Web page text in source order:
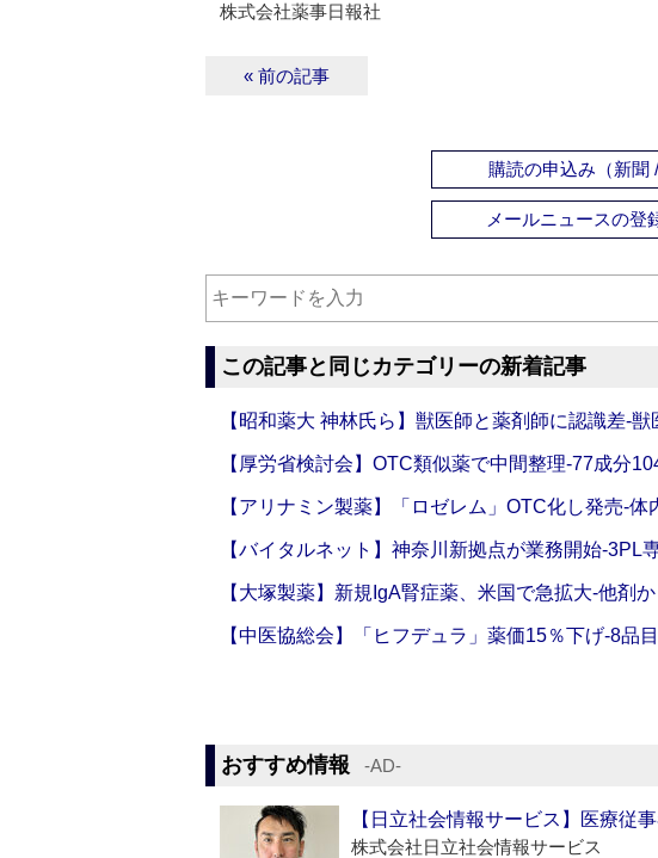
株式会社薬事日報社
« 前の記事
購読の申込み（新聞 /
メールニュースの登
この記事と同じカテゴリーの新着記事
【昭和薬大 神林氏ら】獣医師と薬剤師に認識差‐
【厚労省検討会】OTC類似薬で中間整理‐77成分
【アリナミン製薬】「ロゼレム」OTC化し発売‐
【バイタルネット】神奈川新拠点が業務開始‐3PL
【大塚製薬】新規IgA腎症薬、米国で急拡大‐他剤
【中医協総会】「ヒフデュラ」薬価15％下げ‐8品
おすすめ情報 ‐AD‐
【日立社会情報サービス】医療従
株式会社日立社会情報サービス